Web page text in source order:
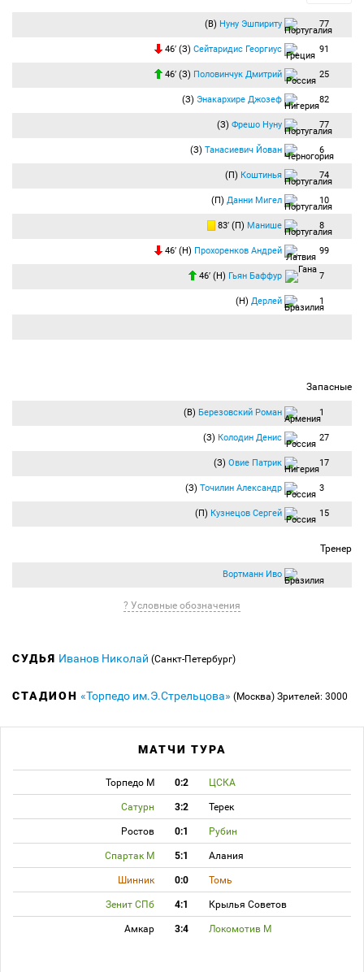
(В) Нуну Эшпириту 77
46′ (З) Сейтаридис Георгиус 91
46′ (З) Половинчук Дмитрий 25
(З) Энакархире Джозеф 82
(З) Фрешо Нуну 77
(З) Танасиевич Йован 6
(П) Коштинья 74
(П) Данни Мигел 10
83′ (П) Манише 8
46′ (Н) Прохоренков Андрей 99
46′ (Н) Гьян Баффур 7
(Н) Дерлей 1
Запасные
(В) Березовский Роман 1
(З) Колодин Денис 27
(З) Овие Патрик 17
(З) Точилин Александр 3
(П) Кузнецов Сергей 15
Тренер
Вортманн Иво
? Условные обозначения
СУДЬЯ Иванов Николай (Санкт-Петербург)
СТАДИОН «Торпедо им.Э.Стрельцова» (Москва) Зрителей: 3000
МАТЧИ ТУРА
Торпедо М 0:2 ЦСКА
Сатурн 3:2 Терек
Ростов 0:1 Рубин
Спартак М 5:1 Алания
Шинник 0:0 Томь
Зенит СПб 4:1 Крылья Советов
Амкар 3:4 Локомотив М